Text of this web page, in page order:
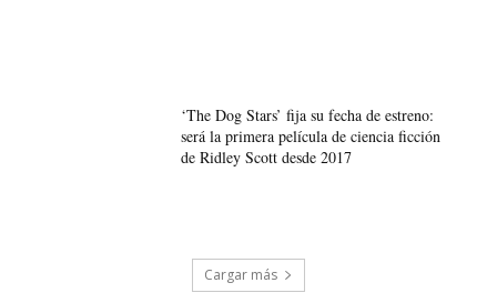
‘The Dog Stars’ fija su fecha de estreno:
será la primera película de ciencia ficción
de Ridley Scott desde 2017
Cargar más